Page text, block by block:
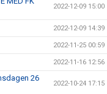
2022-12-09 15:00
2022-12-09 14:39
2022-11-25 00:59
2022-11-16 12:56
26
2022-10-24 17:15